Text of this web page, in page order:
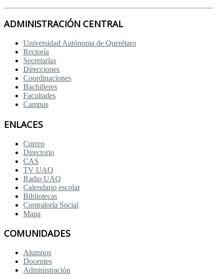
ADMINISTRACIÓN CENTRAL
Universidad Autónoma de Querétaro
Rectoría
Secretarías
Direcciones
Coordinaciones
Bachilleres
Facultades
Campus
ENLACES
Correo
Directorio
CAS
TV UAQ
Radio UAQ
Calendario escolar
Bibliotecas
Contraloría Social
Mapa
COMUNIDADES
Alumnos
Docentes
Administración